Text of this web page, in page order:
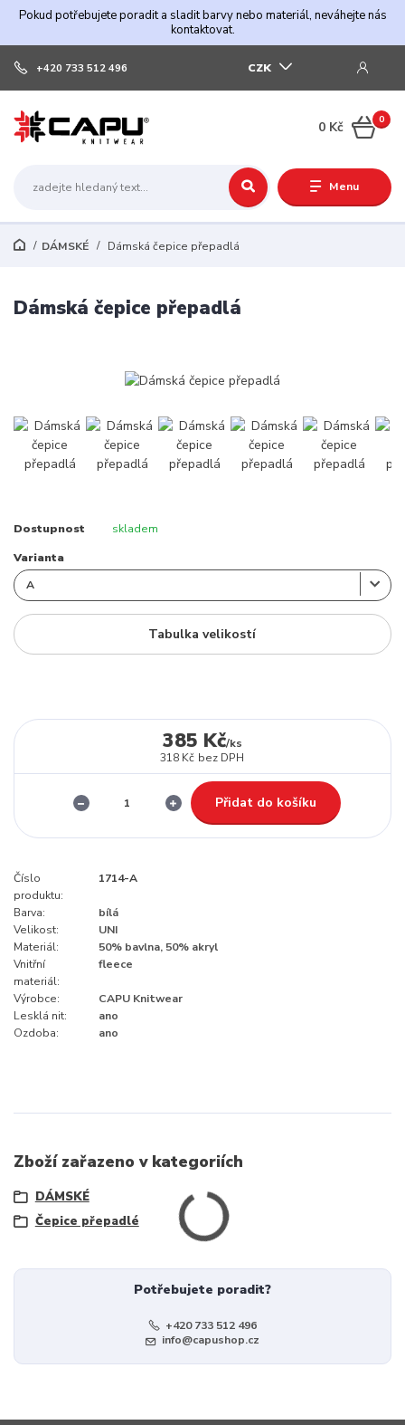
Pokud potřebujete poradit a sladit barvy nebo materiál, neváhejte nás
kontaktovat.
Menu
CZK
+420 733 512 496
0
0 Kč
DÁMSKÉ Dámská čepice přepadlá
Dámská čepice přepadlá
Dostupnost skladem
Varianta
Tabulka velikostí
385 Kč/ks
318 Kč bez DPH
Přidat do košíku
Číslo
produktu:
1714-A
Barva:
bílá
Velikost:
UNI
Materiál:
50% bavlna, 50% akryl
Vnitřní
materiál:
fleece
Výrobce:
CAPU Knitwear
Lesklá nit:
ano
Ozdoba:
ano
Zboží zařazeno v kategoriích
DÁMSKÉ
Čepice přepadlé
Potřebujete poradit?
+420 733 512 496
info@capushop.cz